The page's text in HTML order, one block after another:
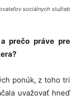
sociálnych služieb
prečo práve pre
ponúk, z toho tri
uvažovať hneď